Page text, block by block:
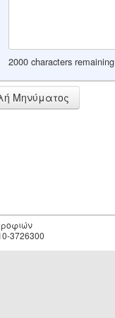
2000 characters remaining
Μηνύματος
3726300